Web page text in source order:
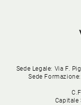
Sede Legale: Via F.
Sede
Capitale